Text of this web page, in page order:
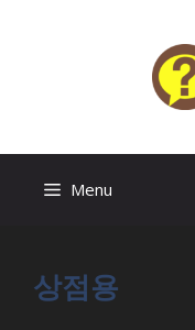
Menu
상점용